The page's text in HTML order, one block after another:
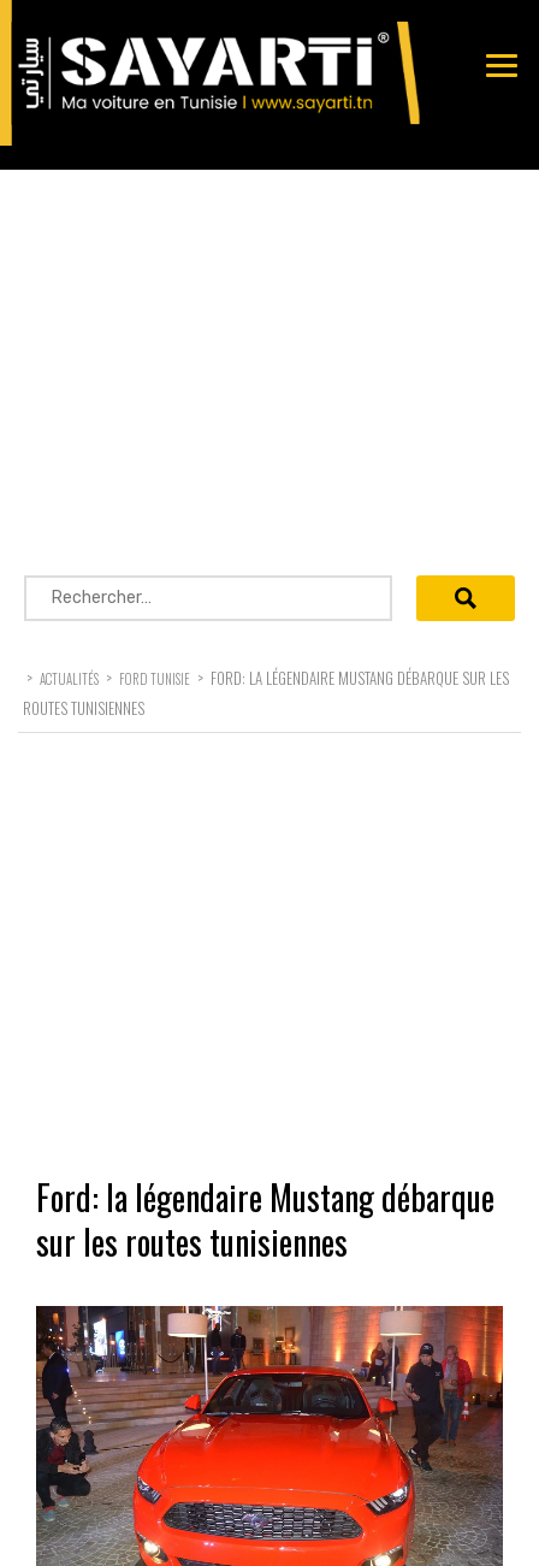
Rechercher :
> ACTUALITÉS > FORD TUNISIE > FORD: LA LÉGENDAIRE MUSTANG DÉBARQUE SUR LES
ROUTES TUNISIENNES
Ford: la légendaire Mustang débarque
sur les routes tunisiennes